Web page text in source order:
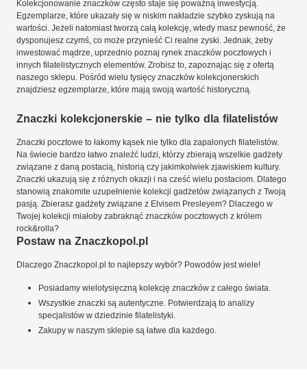
Kolekcjonowanie znaczków często staje się poważną inwestycją.
Egzemplarze, które ukazały się w niskim nakładzie szybko zyskują na
wartości. Jeżeli natomiast tworzą całą kolekcję, wtedy masz pewność, że
dysponujesz czymś, co może przynieść Ci realne zyski. Jednak, żeby
inwestować mądrze, uprzednio poznaj rynek znaczków pocztowych i
innych filatelistycznych elementów. Zrobisz to, zapoznając się z ofertą
naszego sklepu. Pośród wielu tysięcy znaczków kolekcjonerskich
znajdziesz egzemplarze, które mają swoją wartość historyczną.
Znaczki kolekcjonerskie – nie tylko dla filatelistów
Znaczki pocztowe to łakomy kąsek nie tylko dla zapalonych filatelistów.
Na świecie bardzo łatwo znaleźć ludzi, którzy zbierają wszelkie gadżety
związane z daną postacią, historią czy jakimkolwiek zjawiskiem kultury.
Znaczki ukazują się z różnych okazji i na cześć wielu postaciom. Dlatego
stanowią znakomite uzupełnienie kolekcji gadżetów związanych z Twoją
pasją. Zbierasz gadżety związane z Elvisem Presleyem? Dlaczego w
Twojej kolekcji miałoby zabraknąć znaczków pocztowych z królem
rock&rolla?
Postaw na Znaczkopol.pl
Dlaczego Znaczkopol.pl to najlepszy wybór? Powodów jest wiele!
Posiadamy wielotysięczną kolekcję znaczków z całego świata.
Wszystkie znaczki są autentyczne. Potwierdzają to analizy
specjalistów w dziedzinie filatelistyki.
Zakupy w naszym sklepie są łatwe dla każdego.